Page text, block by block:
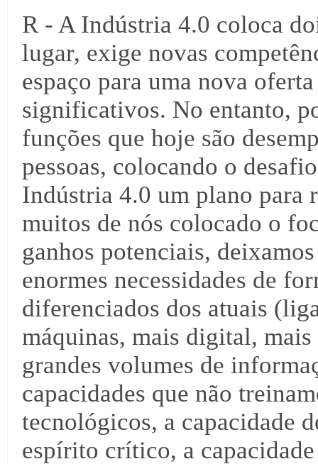
R - A Indústria 4.0 coloca
lugar, exige novas
espaço para uma nova
significativos. No entanto,
funções que hoje são
pessoas, colocando o
Indústria 4.0 um plano para
muitos de nós colocado o
ganhos potenciais,
enormes necessidades de
diferenciados dos atuais
máquinas, mais digital,
grandes volumes de
capacidades que não
tecnológicos, a capacidade
espírito crítico, a